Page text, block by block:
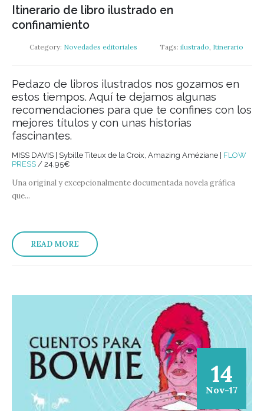
Itinerario de libro ilustrado en
confinamiento
Category: Novedades editoriales Tags: ilustrado, Itinerario
Pedazo de libros ilustrados nos gozamos en
estos tiempos. Aquí te dejamos algunas
recomendaciones para que te confines con los
mejores títulos y con unas historias
fascinantes.
MISS DAVIS | Sybille Titeux de la Croix, Amazing Améziane | FLOW
PRESS / 24,95€
Una original y excepcionalmente documentada novela gráfica
que...
READ MORE
14
Nov-17